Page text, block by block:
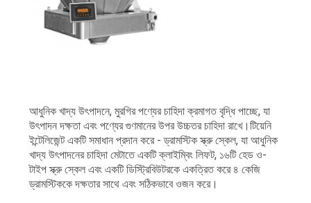
অনুরোধ
করুন
সাইট
আধুনিক খাদ্য উৎপাদনে, মুরগির পণ্যের চাহিদা ক্রমাগত বৃদ্ধি পাচ্ছে, যা
উৎপাদন দক্ষতা এবং পণ্যের গুণমানের উপর উচ্চতর চাহিদা রাখে।টিয়েনি
ইন্টেলিজেন্ট একটি সমাধান প্রদান করে - ড্রামস্টিক স্ক্রু স্কেল, যা আধুনিক
খাদ্য উৎপাদনের চাহিদা মেটাতে একটি ক্লাইম্বিং লিফট, ১৬টি হেড ও-
টাইপ স্ক্রু স্কেল এবং একটি ডিস্ট্রিবিউটরকে একত্রিত করে ৪ কেজি
ড্রামস্টিককে দক্ষতার সাথে এবং সঠিকভাবে ওজন করে।